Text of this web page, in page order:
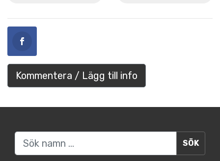
Kommentera / Lägg till info
Sök